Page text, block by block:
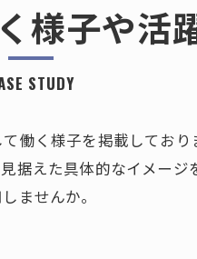
様子や活
STUDY
働く様子を掲載してお
据えた具体的なイメー
ませんか。